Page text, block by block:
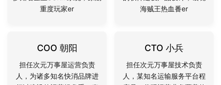
重度玩家er
海贼王热血番er
COO 朝阳
担任次元万事屋运营负责
人，为诸多知名快消品牌进
CTO 小兵
担任次元万事屋技术负责
人，某知名运输服务平台程